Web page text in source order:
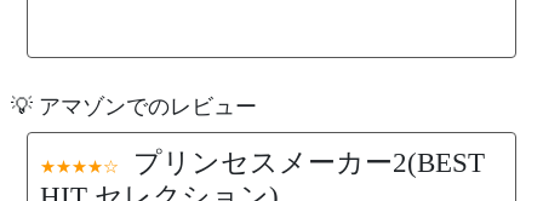
💡 アマゾンでのレビュー
★★★★☆
プリンセスメーカー2(BEST